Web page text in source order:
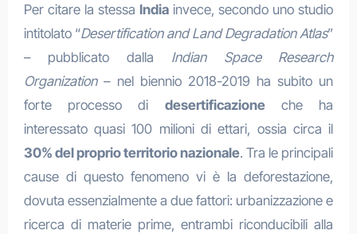
Per citare la stessa India invece, secondo uno studio
intitolato “Desertification and Land Degradation Atlas”
– pubblicato dalla Indian Space Research
Organization– nel biennio 2018-2019 ha subito un
forte processo di desertificazioneche ha
interessato quasi 100 milioni di ettari, ossia circa il
30% del proprio territorio nazionale. Tra le principali
cause di questo fenomeno vi è la deforestazione,
dovuta essenzialmente a due fattori: urbanizzazione e
ricerca di materie prime, entrambi riconducibili alla